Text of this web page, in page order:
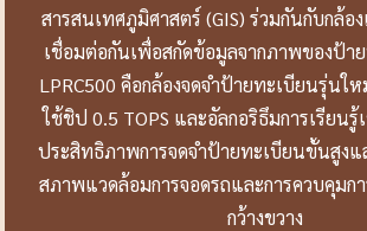
สารสนเทศภูมิศาสตร์ (GIS) ร่วมกันกับกล้
เชื่อมต่อกันเพื่อสกัดข้อมูลจากภาพของป้า
LPRC500 คือกล้องจดจำป้ายทะเบียนรุ่นใ
ใช้ชิป 0.5 TOPS และอัลกอริธึมการเรียนรู้
ประสิทธิภาพการจดจำป้ายทะเบียนขั้นสูงแ
สภาพแวดล้อมการจอดรถและการควบคุมกา
กว้างขวาง